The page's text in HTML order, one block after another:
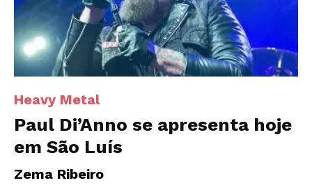
Heavy Metal
Paul Di’Anno se apresenta hoje
em São Luís
Zema Ribeiro